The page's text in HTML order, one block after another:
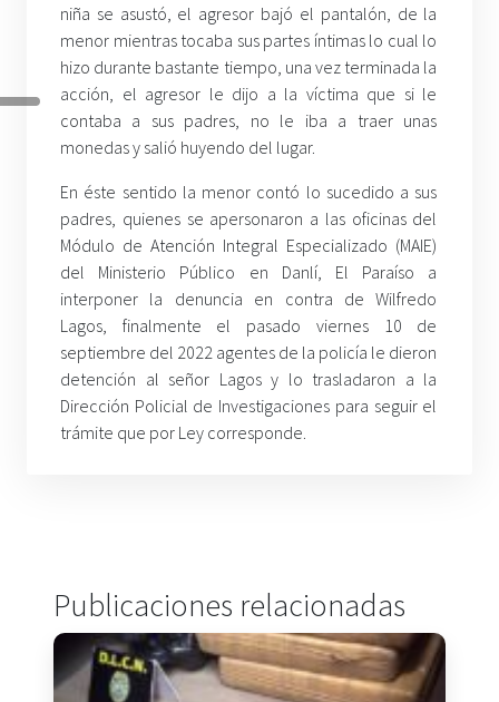
niña se asustó, el agresor bajó el pantalón, de la
menor mientras tocaba sus partes íntimas lo cual lo
hizo durante bastante tiempo, una vez terminada la
acción, el agresor le dijo a la víctima que si le
contaba a sus padres, no le iba a traer unas
monedas y salió huyendo del lugar.
En éste sentido la menor contó lo sucedido a sus
padres, quienes se apersonaron a las oficinas del
Módulo de Atención Integral Especializado (MAIE)
del Ministerio Público en Danlí, El Paraíso a
interponer la denuncia en contra de Wilfredo
Lagos, finalmente el pasado viernes 10 de
septiembre del 2022 agentes de la policía le dieron
detención al señor Lagos y lo trasladaron a la
Dirección Policial de Investigaciones para seguir el
trámite que por Ley corresponde.
Publicaciones relacionadas